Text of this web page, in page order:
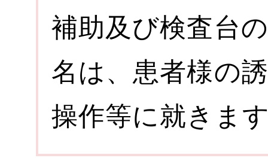
補助及び検査台
名は、患者様の
操作等に就きま